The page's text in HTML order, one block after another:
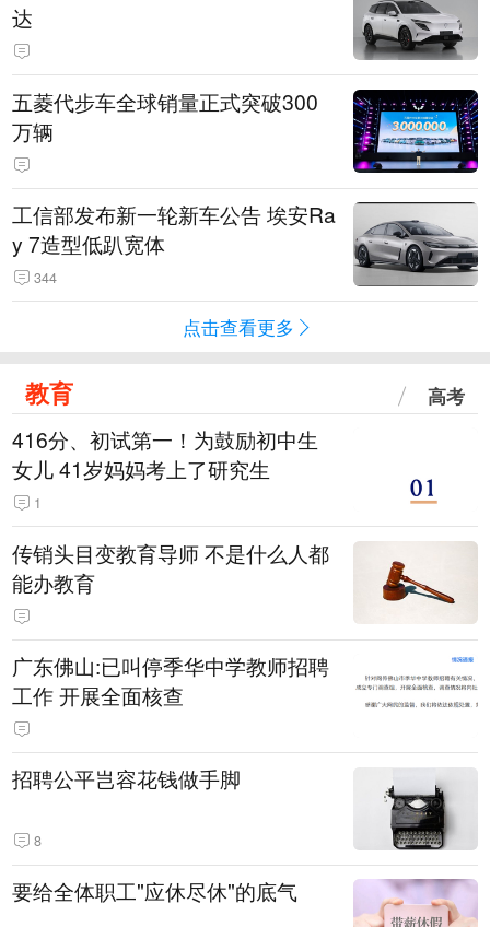
达
五菱代步车全球销量正式突破300
万辆
工信部发布新一轮新车公告 埃安Ra
y 7造型低趴宽体
344
点击查看更多
教育 高考
416分、初试第一！为鼓励初中生
女儿 41岁妈妈考上了研究生
1
传销头目变教育导师 不是什么人都
能办教育
广东佛山:已叫停季华中学教师招聘
工作 开展全面核查
招聘公平岂容花钱做手脚
8
要给全体职工"应休尽休"的底气